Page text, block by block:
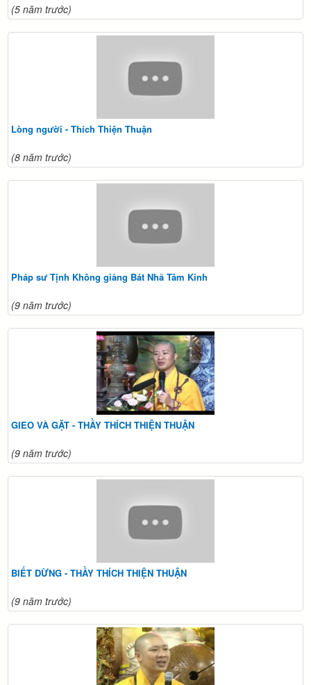
(5 năm trước)
Lòng người - Thích Thiện Thuận
(8 năm trước)
Pháp sư Tịnh Không giảng Bát Nhã Tâm Kinh
(9 năm trước)
GIEO VÀ GẶT - THẦY THÍCH THIỆN THUẬN
(9 năm trước)
BIẾT DỪNG - THẦY THÍCH THIỆN THUẬN
(9 năm trước)